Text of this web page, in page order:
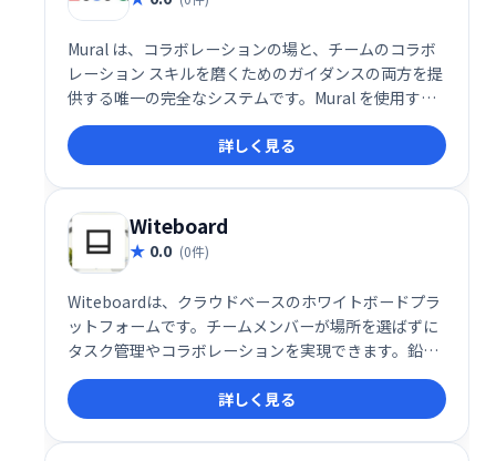
Mural は、コラボレーションの場と、チームのコラボ
レーション スキルを磨くためのガイダンスの両方を提
供する唯一の完全なシステムです。Mural を使用する
と、進歩が速くなり、アイデアが改善され、チームが
より幸せになり、一貫して優れた結果が得られます。
詳しく見る
Witeboard
0.0 (0件)
Witeboardは、クラウドベースのホワイトボードプラ
ットフォームです。チームメンバーが場所を選ばずに
タスク管理やコラボレーションを実現できます。鉛筆
や消しゴムなどのツールでアイデアを視覚化し、ブレ
インストーミングを促進。名前やタイトルを追加し
て、パーソナライズされたプロフィールを作成可能で
す。効率的なチームワークを支援します。
詳しく見る